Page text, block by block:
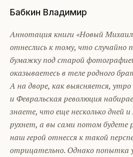
Бабкин Владимир
Аннотация книги «Новый
отнеслись к тому, что случайно
бумажку под старой
оказываетесь в теле родного
А на дворе, как выясняется, утро
и Февральская революция
знаете, что еще несколько дней
рухнет, а вы сами потом будете
наш герой отнесся к такой
отрицательно. Однако попытка